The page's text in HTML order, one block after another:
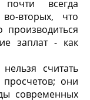
всегда
вторых, что
заплат - как
считать
они
современных